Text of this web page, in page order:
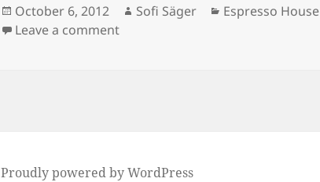
Posted
on
October 6, 2012 Author
Sofi Säger Categories
Espresso House
Leave a commenton Vilken härlig dag!
Proudly powered by WordPress